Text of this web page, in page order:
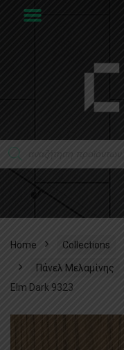
Home Collections
Πάνελ Μελαμίνης
Elm Dark 9323